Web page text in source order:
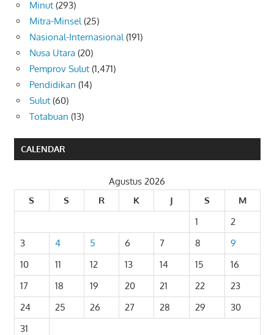
Minut (293)
Mitra-Minsel(25)
Nasional-Internasional(191)
Nusa Utara (20)
Pemprov Sulut (1,471)
Pendidikan (14)
Sulut (60)
Totabuan (13)
CALENDAR
Agustus 2026
S
S R K J S
M
1
2
3
4 5 6 7 8
9
10
11 12 13 14 15
16
17
18 19 20 21 22
23
24
25 26 27 28 29
30
31